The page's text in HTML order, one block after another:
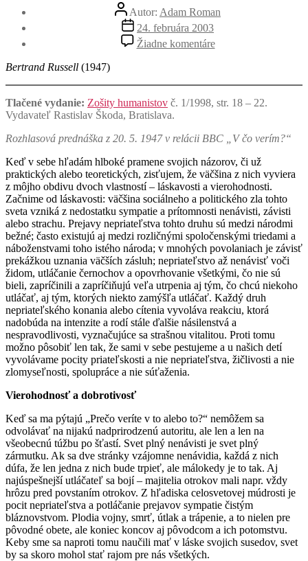
Autor
článku
Autor: Adam Roman
Dátum
článku
24. februára 2003
Žiadne komentárena
Vyznanie
Bertrand Russell (1947)
Tlačené vydanie: Zošity humanistov č. 1/1998, str. 18 – 22.
Vydavateľ Rastislav Škoda, Bratislava.
Rozhlasová prednáška z 20. 5. 1947 v relácii BBC „V čo verím?“
Keď v sebe hľadám hlboké pramene svojich názorov, či už
praktických alebo teoretických, zisťujem, že väčšina z nich vyviera
z môjho obdivu dvoch vlastností – láskavosti a vierohodnosti.
Začnime od láskavosti: väčšina sociálneho a politického zla tohto
sveta vzniká z nedostatku sympatie a prítomnosti nenávisti, závisti
alebo strachu. Prejavy nepriateľstva tohto druhu sú medzi národmi
bežné; často existujú aj medzi rozličnými spoločenskými triedami a
náboženstvami toho istého národa; v mnohých povolaniach je závisť
prekážkou uznania väčších zásluh; nepriateľstvo až nenávisť voči
židom, utláčanie černochov a opovrhovanie všetkými, čo nie sú
bieli, zapríčinili a zapríčiňujú veľa utrpenia aj tým, čo chcú niekoho
utláčať, aj tým, ktorých niekto zamýšľa utláčať. Každý druh
nepriateľského konania alebo cítenia vyvoláva reakciu, ktorá
nadobúda na intenzite a rodí stále ďalšie násilenstvá a
nespravodlivosti, vyznačujúce sa strašnou vitalitou. Proti tomu
možno pôsobiť len tak, že sami v sebe pestujeme a u našich detí
vyvolávame pocity priateľskosti a nie nepriateľstva, žičlivosti a nie
zlomyseľnosti, spolupráce a nie súťaženia.
Vierohodnosť a dobrotivosť
Keď sa ma pýtajú „Prečo veríte v to alebo to?“ nemôžem sa
odvolávať na nijakú nadprirodzenú autoritu, ale len a len na
všeobecnú túžbu po šťastí. Svet plný nenávisti je svet plný
zármutku. Ak sa dve stránky vzájomne nenávidia, každá z nich
dúfa, že len jedna z nich bude trpieť, ale málokedy je to tak. Aj
najúspešnejší utláčateľ sa bojí – majitelia otrokov mali napr. vždy
hrôzu pred povstaním otrokov. Z hľadiska celosvetovej múdrosti je
pocit nepriateľstva a potláčanie prejavov sympatie čistým
bláznovstvom. Plodia vojny, smrť, útlak a trápenie, a to nielen pre
pôvodné obete, ale koniec koncov aj pôvodcom a ich potomstvu.
Keby sme sa naproti tomu naučili mať v láske svojich susedov, svet
by sa skoro mohol stať rajom pre nás všetkých.